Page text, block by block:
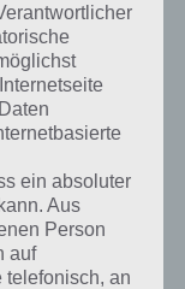
eigentlich und
zu Spooktober? Zu
immer eine
Informationen parat!
Facebook
ein absoluter
Aus
Person
auf
an